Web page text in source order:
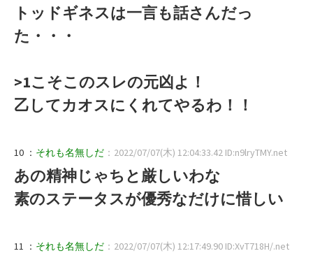
トッドギネスは一言も話さんだっ
た・・・
>1こそこのスレの元凶よ！
乙してカオスにくれてやるわ！！
10 ： それも名無しだ ：2022/07/07(木) 12:04:33.42 ID:n9lryTMY.net
あの精神じゃちと厳しいわな
素のステータスが優秀なだけに惜しい
11 ： それも名無しだ ：2022/07/07(木) 12:17:49.90 ID:XvT718H/.net